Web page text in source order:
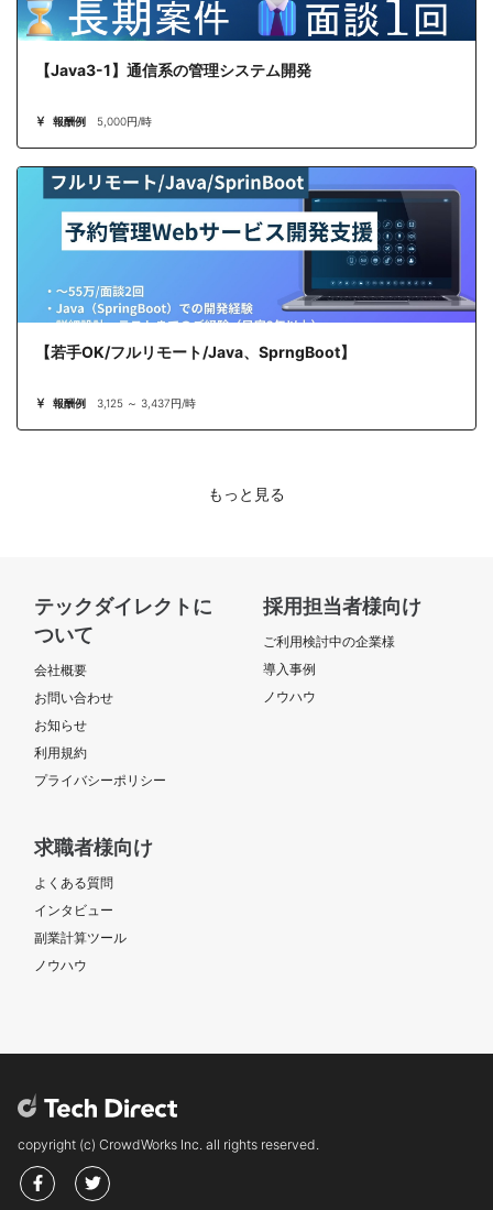
【Java3-1】通信系の管理システム開発
報酬例 5,000円/時
【若手OK/フルリモート/Java、SprngBoot】
報酬例 3,125 ～ 3,437円/時
もっと見る
テックダイレクトに
ついて
会社概要
お問い合わせ
お知らせ
利用規約
プライバシーポリシー
採用担当者様向け
ご利用検討中の企業様
導入事例
ノウハウ
求職者様向け
よくある質問
インタビュー
副業計算ツール
ノウハウ
copyright (c) CrowdWorks Inc. all rights reserved.